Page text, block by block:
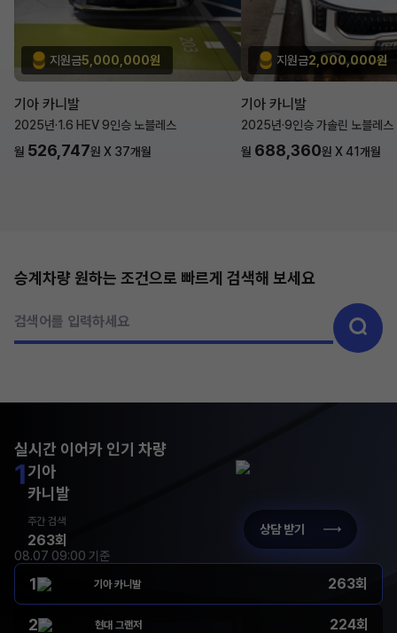
지원금5,000,000원
기아 카니발
2025년·1.6 HEV 9인승 노블레스
월 526,747원 X 37개월
지원금2,000,000원
기아 카니발
2025년·9인승 가솔린 노블레스
월 688,360원 X41개월
승계차량 원하는 조건으로 빠르게 검색해 보세요
검색어를 입력하세요
실시간 이어카 인기 차량
1기아
카니발
주간 검색
263회
상담 받기
08.07 09:00 기준
1 기아 카니발 263회
2 현대 그랜저 224회